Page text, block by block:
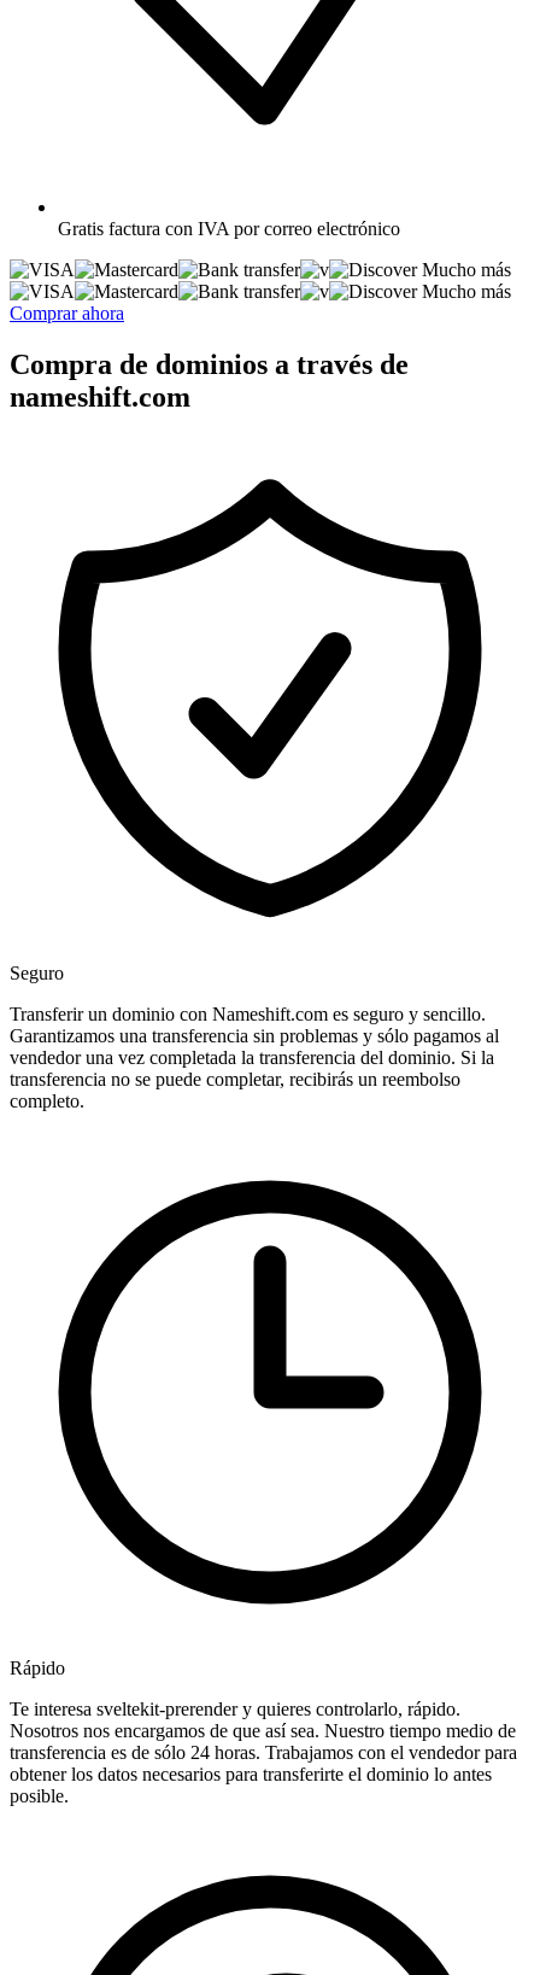
Gratis factura con IVA por correo electrónico
Mucho más
Mucho más
Comprar ahora
Compra de dominios a través de
nameshift.com
Seguro
Transferir un dominio con Nameshift.com es seguro y sencillo.
Garantizamos una transferencia sin problemas y sólo pagamos al
vendedor una vez completada la transferencia del dominio. Si la
transferencia no se puede completar, recibirás un reembolso
completo.
Rápido
Te interesa sveltekit-prerender y quieres controlarlo, rápido.
Nosotros nos encargamos de que así sea. Nuestro tiempo medio de
transferencia es de sólo 24 horas. Trabajamos con el vendedor para
obtener los datos necesarios para transferirte el dominio lo antes
posible.